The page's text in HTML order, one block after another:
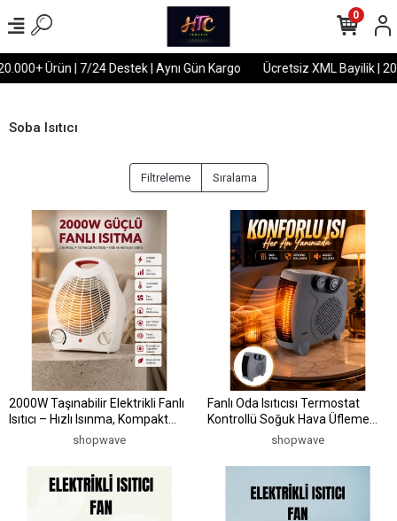
Ürün | 7/24 Destek | Aynı Gün Kargo Ücretsiz XML Bayilik |
0
Soba Isıtıcı
Filtreleme Sıralama
2000W Taşınabilir Elektrikli Fanlı
Isıtıcı – Hızlı Isınma, Kompakt
shopwave
Fanlı Oda Isıtıcısı Termostat
Kontrollü Soğuk Hava Üfleme
Modu Yeni Nesilshopwave